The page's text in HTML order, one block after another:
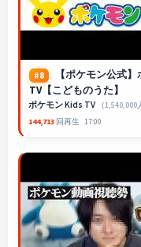
#8
【ポケモン公式
TV【こどものうた】
ポケモン Kids TV
（1,540,000
144,713回再生 17:00